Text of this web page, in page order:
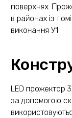
поверхнях.
в районах із
виконання У1.
LED прожектор
за допомогою